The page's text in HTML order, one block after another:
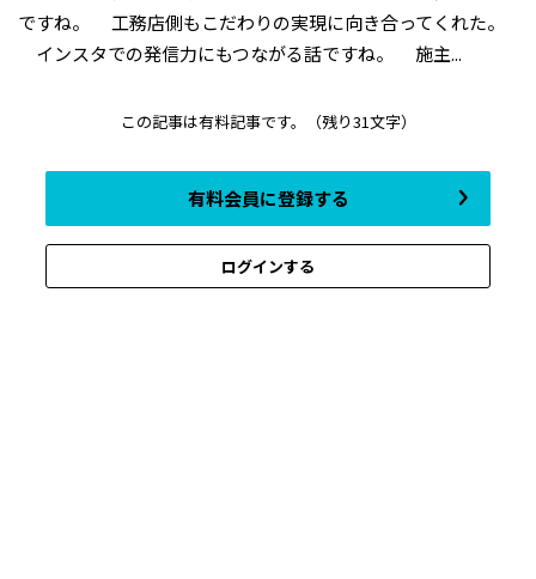
ですね。 ――工務店側もこだわりの実現に向き合ってくれた。
――インスタでの発信力にもつながる話ですね。 ――施主...
この記事は有料記事です。 （残り31文字）
有料会員に登録する
ログインする